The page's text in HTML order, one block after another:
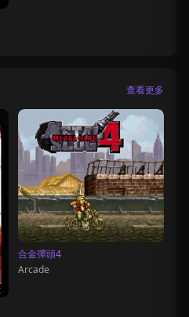
查看更多
合金彈頭4
Arcade